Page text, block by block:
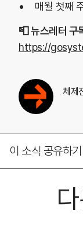
매월 첫째
📮 뉴스레터 구
https://
체제
이 소식 공유하기